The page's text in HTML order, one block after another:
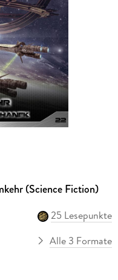
(Science Fiction)
25 Lesepunkte
Alle 3 Formate